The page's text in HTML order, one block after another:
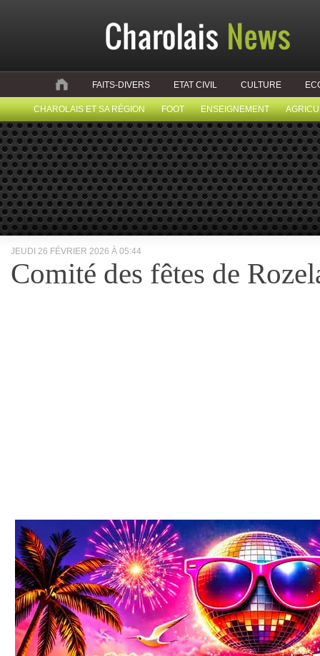
FAITS-DIVERS ETAT CIVIL CULTURE
CHAROLAIS ET SA RÉGION FOOT ENSEIGNEMENT
JEUDI 26 FÉVRIER 2026 À 05:44
Comité des fêtes de